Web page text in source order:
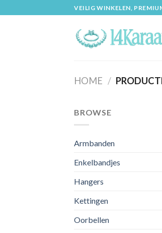
to
VEILIG WINKELEN,
HOME /
BROWSE
Armbanden
Enkelbandjes
Hangers
Kettingen
Oorbellen